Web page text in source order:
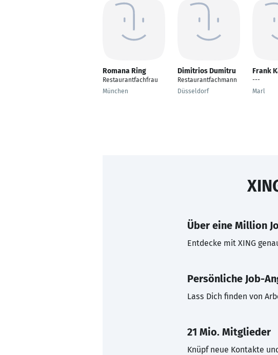
Romana Ring
Restaurantfachfrau
München
Dimitrios Dumitru
Restaurantfachmann
Düsseldorf
Frank
---
Marl
Über eine Million
Entdecke mit XING
Persönliche Job-
Lass Dich finden von
21 Mio. Mitglieder
Knüpf neue Kontakte